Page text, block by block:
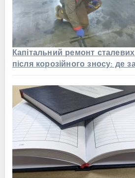
Капітальний ремонт
після корозійного зносу: де